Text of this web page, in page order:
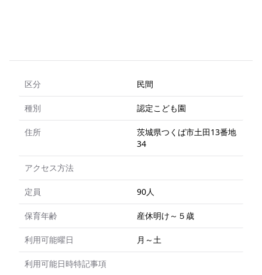
区分 民間
種別 認定こども園
住所
茨城県つくば市土田13番地
34
アクセス方法
定員 90人
保育年齢 産休明け～５歳
利用可能曜日 月～土
利用可能日時特記事項